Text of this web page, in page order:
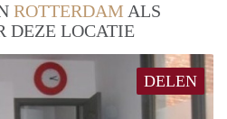
ROTTERDAM ALS
DEZE LOCATIE
DELEN